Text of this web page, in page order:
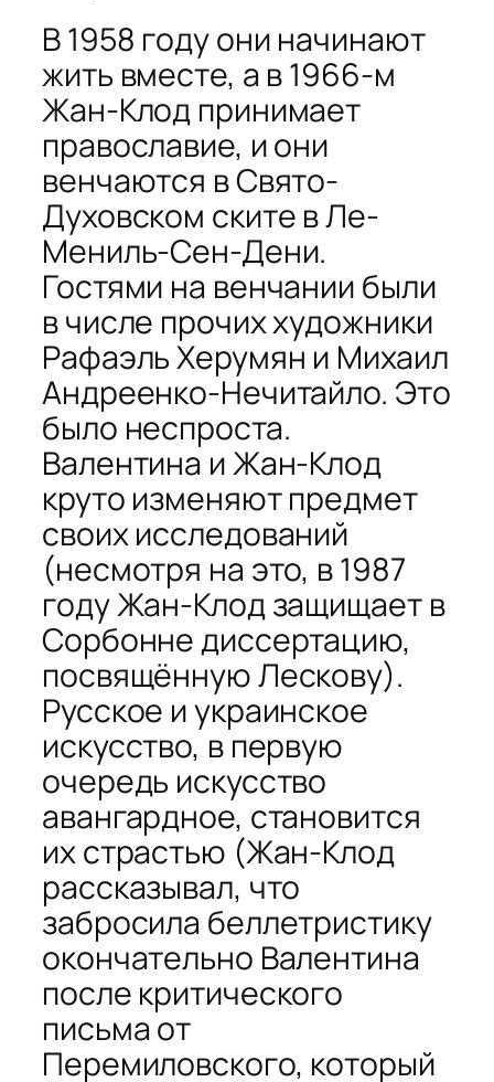
В 1958 году они начинают
жить вместе, а в 1966-м
Жан-Клод принимает
православие, и они
венчаются в Свято-
Духовском ските в Ле-
Мениль-Сен-Дени.
Гостями на венчании были
в числе прочих художники
Рафаэль Херумян и Михаил
Андреенко-Нечитайло. Это
было неспроста.
Валентина и Жан-Клод
круто изменяют предмет
своих исследований
(несмотря на это, в 1987
году Жан-Клод защищает в
Сорбонне диссертацию,
посвящённую Лескову).
Русское и украинское
искусство, в первую
очередь искусство
авангардное, становится
их страстью (Жан-Клод
рассказывал, что
забросила беллетристику
окончательно Валентина
после критического
письма от
Перемиловского, который